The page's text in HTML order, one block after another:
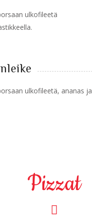
ulkofileetä
ulkofileetä, ananas ja
Pizzat